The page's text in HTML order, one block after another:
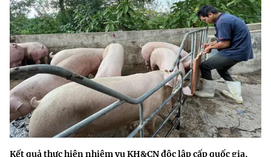
Kết quả thực hiện nhiệm vụ KH&CN độc lập cấp quốc gia,